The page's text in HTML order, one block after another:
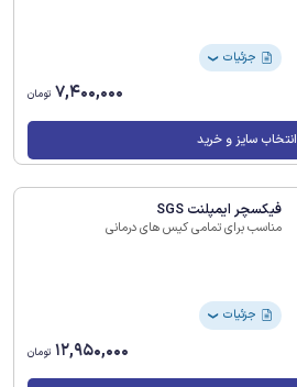
جزئیات ❯
7,400,000 تومان
انتخاب سایز و خرید
فیکسچر ایمپلنت SGS
مناسب برای تمامی کیس های درمانی
جزئیات ❯
12,950,000 تومان